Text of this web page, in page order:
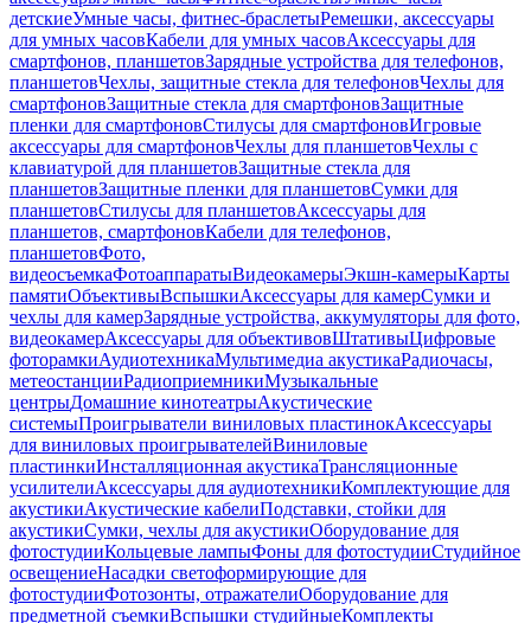
детскиеУмные часы, фитнес-браслетыРемешки, аксессуары
для умных часовКабели для умных часовАксессуары для
смартфонов, планшетовЗарядные устройства для телефонов,
планшетовЧехлы, защитные стекла для телефоновЧехлы для
смартфоновЗащитные стекла для смартфоновЗащитные
пленки для смартфоновСтилусы для смартфоновИгровые
аксессуары для смартфоновЧехлы для планшетовЧехлы с
клавиатурой для планшетовЗащитные стекла для
планшетовЗащитные пленки для планшетовСумки для
планшетовСтилусы для планшетовАксессуары для
планшетов, смартфоновКабели для телефонов,
планшетовФото,
видеосъемкаФотоаппаратыВидеокамерыЭкшн-камерыКарты
памятиОбъективыВспышкиАксессуары для камерСумки и
чехлы для камерЗарядные устройства, аккумуляторы для фото,
видеокамерАксессуары для объективовШтативыЦифровые
фоторамкиАудиотехникаМультимедиа акустикаРадиочасы,
метеостанцииРадиоприемникиМузыкальные
центрыДомашние кинотеатрыАкустические
системыПроигрыватели виниловых пластинокАксессуары
для виниловых проигрывателейВиниловые
пластинкиИнсталляционная акустикаТрансляционные
усилителиАксессуары для аудиотехникиКомплектующие для
акустикиАкустические кабелиПодставки, стойки для
акустикиСумки, чехлы для акустикиОборудование для
фотостудииКольцевые лампыФоны для фотостудииСтудийное
освещениеНасадки светоформирующие для
фотостудииФотозонты, отражателиОборудование для
предметной съемкиВспышки студийныеКомплекты